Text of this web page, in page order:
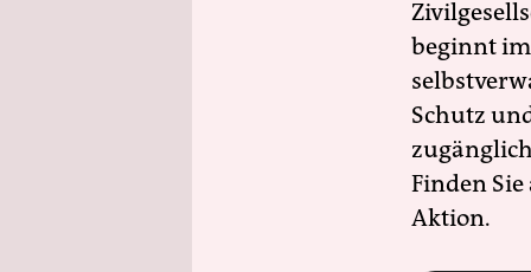
beginnt
Schutz
Finden
Aktion.